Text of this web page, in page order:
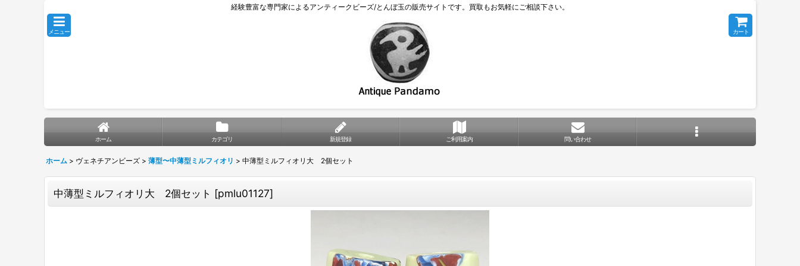
経験豊富な専門家によるアンティークビーズ/とんぼ玉の販売サイトです。買取もお気軽にご相談下さい。
メニュー カート
ホーム カテゴリ 新規登録 ご利用案内 問い合わせ
ホーム > ヴェネチアンビーズ > 薄型〜中薄型ミルフィオリ > 中薄型ミルフィオリ大 2個セット
中薄型ミルフィオリ大 2個セット [pmlu01127]